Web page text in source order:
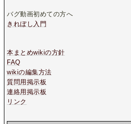
バグ動画初めての方へ
きれぼし入門
本まとめwikiの方針
FAQ
wikiの編集方法
質問用掲示板
連絡用掲示板
リンク